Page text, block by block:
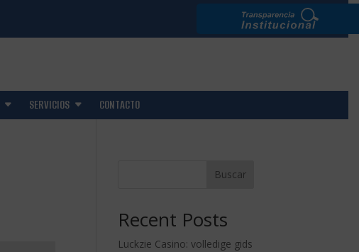
SERVICIOS CONTACTO
Buscar
Recent Posts
Luckzie Casino: volledige gids